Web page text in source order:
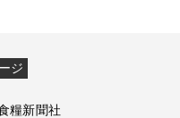
ジ
糧新聞社